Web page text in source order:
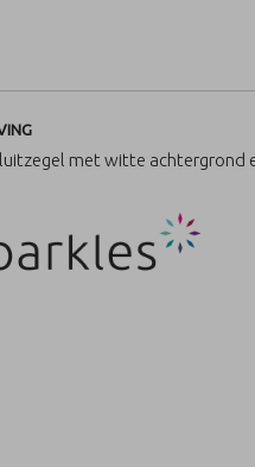
met witte achtergrond